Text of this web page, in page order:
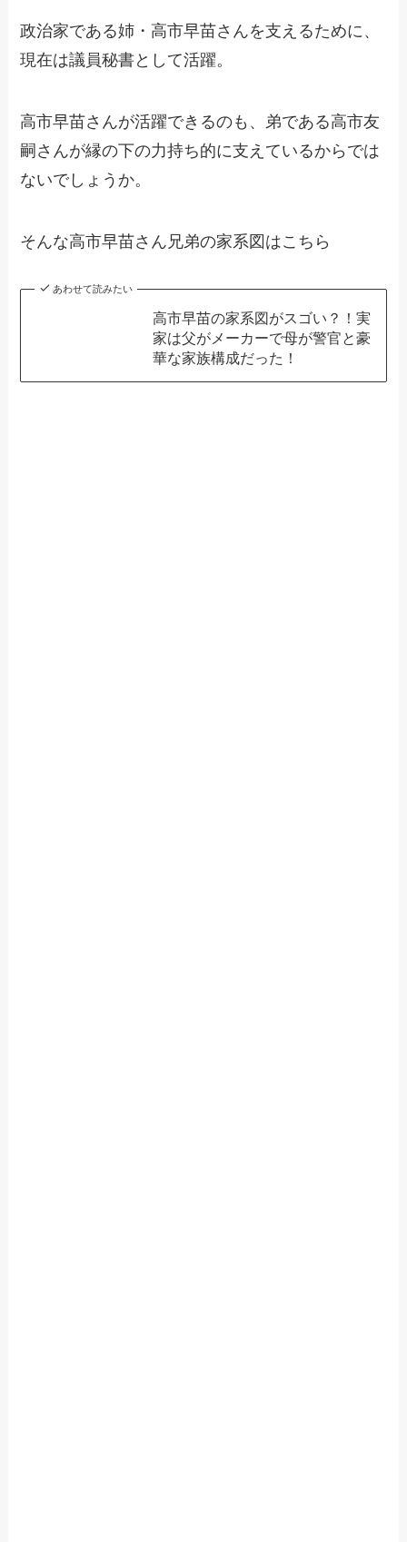
政治家である姉・高市早苗さんを支えるために、
現在は議員秘書として活躍。
高市早苗さんが活躍できるのも、弟である高市友
嗣さんが縁の下の力持ち的に支えているからでは
ないでしょうか。
そんな高市早苗さん兄弟の家系図はこちら
あわせて読みたい
高市早苗の家系図がスゴい？！実
家は父がメーカーで母が警官と豪
華な家族構成だった！